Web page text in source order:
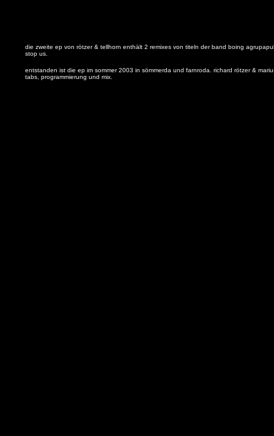
die zweite ep von rötzer & tellhorn enthält 2 remixes von titeln der band boing
stop us.
entstanden ist die ep im sommer 2003 in sömmerda und farnroda. richard rötzer &
tabs, programmierung und mix.